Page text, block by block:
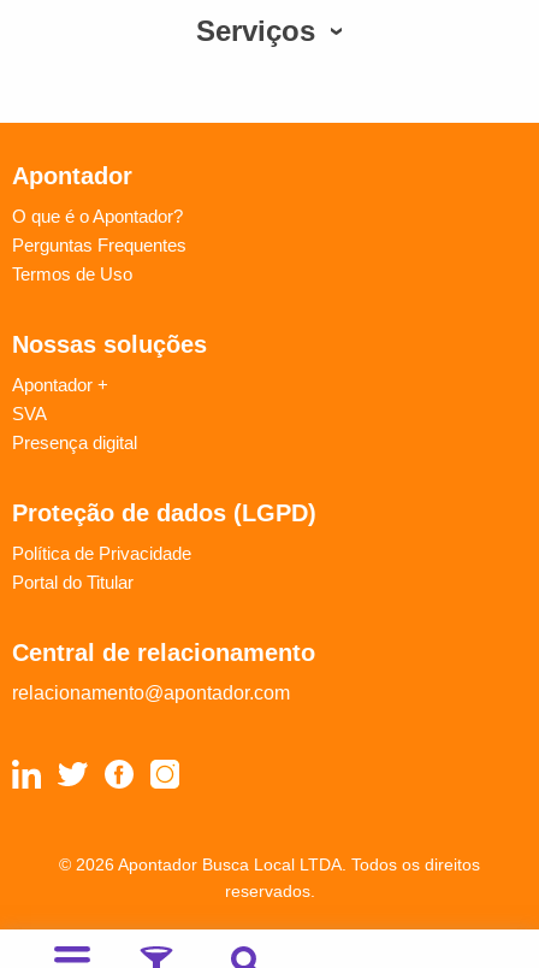
Serviços
Apontador
O que é o Apontador?
Perguntas Frequentes
Termos de Uso
Nossas soluções
Apontador +
SVA
Presença digital
Proteção de dados (LGPD)
Política de Privacidade
Portal do Titular
Central de relacionamento
relacionamento@apontador.com
© 2026 Apontador Busca Local LTDA. Todos os direitos
reservados.